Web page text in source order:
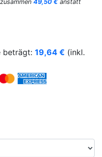
49,50 € anstatt
beträgt: 19,64 € (inkl.